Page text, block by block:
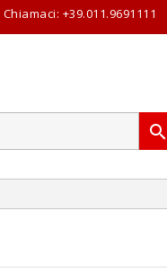
Chiamaci: +39.011.9691111
